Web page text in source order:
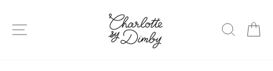
contenu
NAVIGATION DU SITE